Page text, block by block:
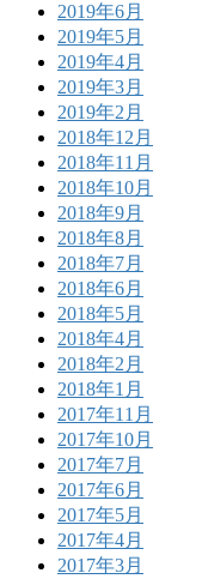
2019年6月
2019年5月
2019年4月
2019年3月
2019年2月
2018年12月
2018年11月
2018年10月
2018年9月
2018年8月
2018年7月
2018年6月
2018年5月
2018年4月
2018年2月
2018年1月
2017年11月
2017年10月
2017年7月
2017年6月
2017年5月
2017年4月
2017年3月